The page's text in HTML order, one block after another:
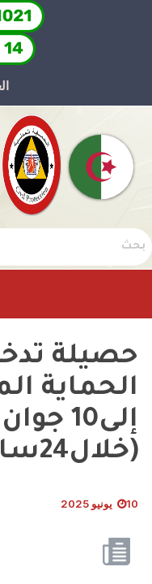
حصيلة
(خلال24ساعة الأخيرة
10 يونيو 2025